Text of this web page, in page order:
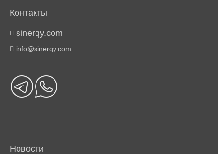
Контакты
sinerqy.com
info@sinerqy.com
Новости